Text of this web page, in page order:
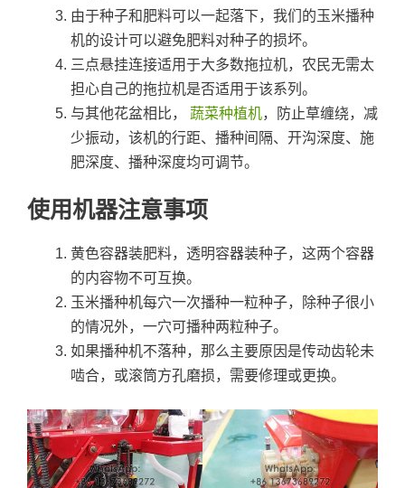
由于种子和肥料可以一起落下，我们的玉米播种
机的设计可以避免肥料对种子的损坏。
三点悬挂连接适用于大多数拖拉机，农民无需太
担心自己的拖拉机是否适用于该系列。
与其他花盆相比， 蔬菜种植机，防止草缠绕，减
少振动，该机的行距、播种间隔、开沟深度、施
肥深度、播种深度均可调节。
使用机器注意事项
黄色容器装肥料，透明容器装种子，这两个容器
的内容物不可互换。
玉米播种机每穴一次播种一粒种子，除种子很小
的情况外，一穴可播种两粒种子。
如果播种机不落种，那么主要原因是传动齿轮未
啮合，或滚筒方孔磨损，需要修理或更换。